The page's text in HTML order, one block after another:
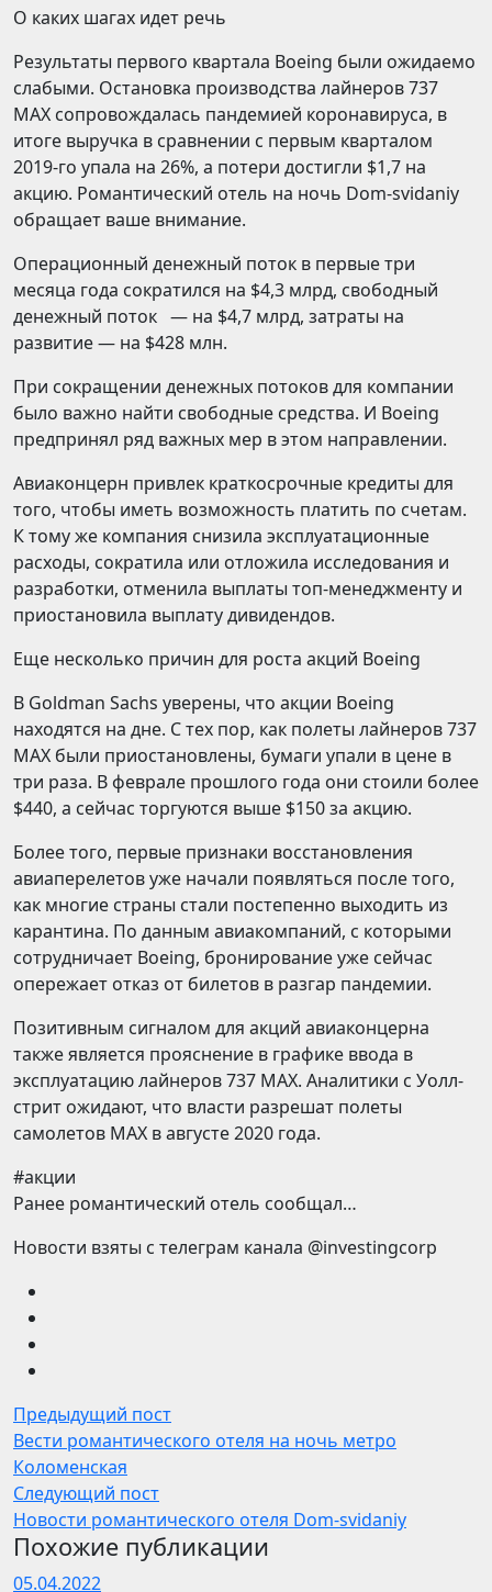
О каких шагах идет речь
Результаты первого квартала Boeing были ожидаемо
слабыми. Остановка производства лайнеров 737
MАХ сопровождалась пандемией коронавируса, в
итоге выручка в сравнении с первым кварталом
2019-го упала на 26%, а потери достигли $1,7 на
акцию. Романтический отель на ночь Dom-svidaniy
обращает ваше внимание.
Операционный денежный поток в первые три
месяца года сократился на $4,3 млрд, свободный
денежный поток — на $4,7 млрд, затраты на
развитие — на $428 млн.
При сокращении денежных потоков для компании
было важно найти свободные средства. И Boeing
предпринял ряд важных мер в этом направлении.
Авиаконцерн привлек краткосрочные кредиты для
того, чтобы иметь возможность платить по счетам.
К тому же компания снизила эксплуатационные
расходы, сократила или отложила исследования и
разработки, отменила выплаты топ-менеджменту и
приостановила выплату дивидендов.
Еще несколько причин для роста акций Boeing
В Goldman Sachs уверены, что акции Boeing
находятся на дне. С тех пор, как полеты лайнеров 737
MAX были приостановлены, бумаги упали в цене в
три раза. В феврале прошлого года они стоили более
$440, а сейчас торгуются выше $150 за акцию.
Более того, первые признаки восстановления
авиаперелетов уже начали появляться после того,
как многие страны стали постепенно выходить из
карантина. По данным авиакомпаний, с которыми
сотрудничает Boeing, бронирование уже сейчас
опережает отказ от билетов в разгар пандемии.
Позитивным сигналом для акций авиаконцерна
также является прояснение в графике ввода в
эксплуатацию лайнеров 737 MAX. Аналитики с Уолл-
стрит ожидают, что власти разрешат полеты
самолетов MAX в августе 2020 года.
#акции
Ранее романтический отель сообщал…
Новости взяты с телеграм канала @investingcorp
Предыдущий пост
Вести романтического отеля на ночь метро
Коломенская
Следующий пост
Новости романтического отеля Dom-svidaniy
Похожие публикации
05.04.2022